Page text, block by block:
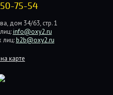
75-54
дом 34/63, стр. 1
info@oxy2.ru
лиц: b2b@oxy2.ru
карте